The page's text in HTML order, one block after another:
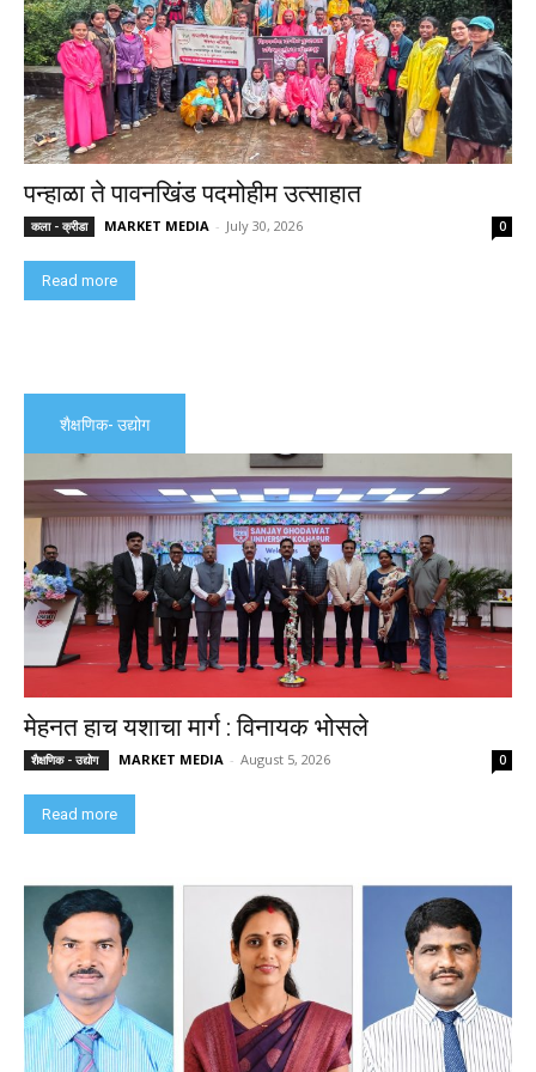
पन्हाळा ते पावनखिंड पदमोहीम उत्साहात
कला - क्रीडा MARKET MEDIA - July 30, 2026 0
Read more
शैक्षणिक- उद्योग
मेहनत हाच यशाचा मार्ग : विनायक भोसले
शैक्षणिक - उद्योग MARKET MEDIA - August 5, 2026 0
Read more